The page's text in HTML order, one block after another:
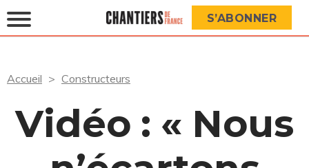
S’ABONNER
Accueil Constructeurs
Vidéo : « Nous